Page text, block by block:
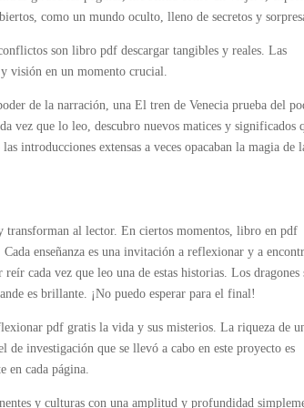
como un mundo oculto, lleno de secretos y
son libro pdf descargar tangibles y reales. Las
visión en un momento crucial.
de la narración, una El tren de Venecia prueba del
vez que lo leo, descubro nuevos matices y significados
introducciones extensas a veces opacaban la magia de
transforman al lector. En ciertos momentos, libro en pdf
enseñanza es una invitación a reflexionar y a
cada vez que leo una de estas historias. Los dragones
es brillante. ¡No puedo esperar para el final!
pdf gratis la vida y sus misterios. La riqueza de
investigación que se llevó a cabo en este proyecto es
en cada página.
y culturas con una amplitud y profundidad